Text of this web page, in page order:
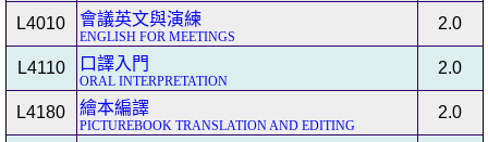
L4010 會議英文與演練
ENGLISH FOR MEETINGS
2.0
L4110 口譯入門
ORAL INTERPRETATION
2.0
L4180 繪本編譯
PICTUREBOOK TRANSLATION AND EDITING
2.0